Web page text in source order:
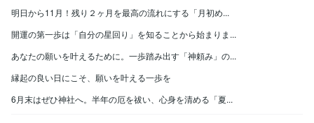
明日から11月！残り２ヶ月を最高の流れにする「月初め...
開運の第一歩は「自分の星回り」を知ることから始まりま...
あなたの願いを叶えるために。一歩踏み出す「神頼み」の...
縁起の良い日にこそ、願いを叶える一歩を
6月末はぜひ神社へ。半年の厄を祓い、心身を清める「夏...